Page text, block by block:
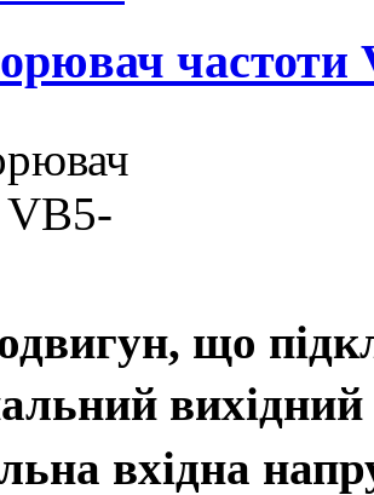
частоти
що
вхідна